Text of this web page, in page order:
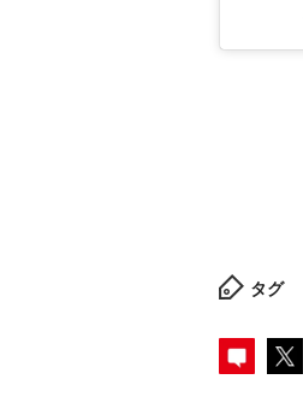
タグ